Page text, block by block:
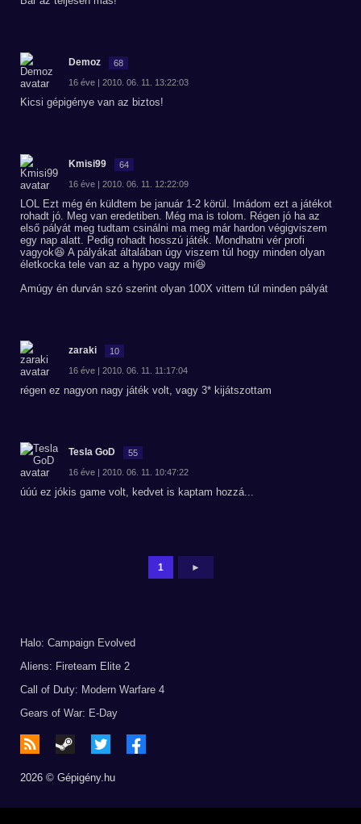
Demoz 68
16 éve | 2010. 06. 11. 13:22:03
Kicsi gépigénye van az biztos!
Kmisi99 64
16 éve | 2010. 06. 11. 12:22:09
LOL Ezt még én küldtem be január 1-2 körül. Imádom ezt a játékot
rohadt jó. Meg van eredetiben. Még ma is tolom. Régen jó ha az
első pályát meg tudtam csinálni ma meg már hardon végigviszem
egy nap alatt. Pedig rohadt hosszú játék. Mondhatni vér profi
vagyok😆 A pályákat általában úgy viszem túl hogy minden olyan
életkocka tele van az a hypo vagy mi😆
Amúgy én durván szó szerint olyan 100X vittem túl minden pályát
zaraki 10
16 éve | 2010. 06. 11. 11:17:04
régen ez nagyon nagy játék volt, vagy 3* kijátszottam
Tesla GoD 55
16 éve | 2010. 06. 11. 10:47:22
úúú ez jókis game volt, kedvet is kaptam hozzá...
1 ►
Halo: Campaign Evolved
Aliens: Fireteam Elite 2
Call of Duty: Modern Warfare 4
Gears of War: E-Day
2026 © Gépigény.hu